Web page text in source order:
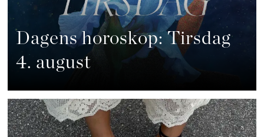
Dagens horoskop: Tirsdag
4. august